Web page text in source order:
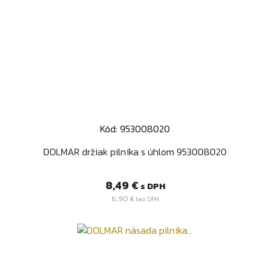
Kód: 953008020
DOLMAR držiak pilníka s úhlom 953008020
Cena
8,49 € s DPH
6,90 €bez DPH